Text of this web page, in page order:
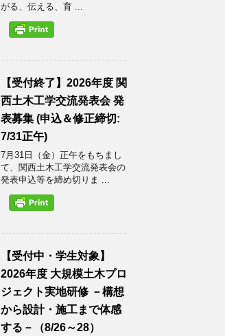
がる、伝える、育 ...
【受付終了】2026年度 関
西土木工学交流発表会 発
表募集 (申込＆修正締切:
7/31正午)
7月31日（金）正午をもちまし
て、関西土木工学交流発表会の
発表申込等を締め切りま ...
【受付中・学生対象】
2026年度 大規模土木プロ
ジェクト実地研修 －構想
から設計・施工まで体感
する－（8/26～28）